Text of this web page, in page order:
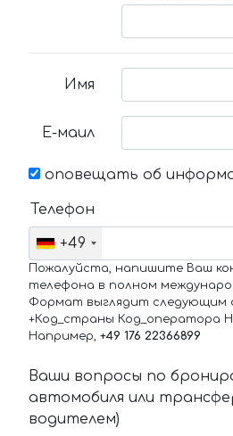
Имя
Е-маил
оповещать об
Телефон
+49
Пожалуйста, напишите Ваш
телефона в полном
Формат выглядит следующим
+Код_страны Код_оператора
Например, +49 176 22366899
Ваши вопросы по
автомобиля или
водителем)